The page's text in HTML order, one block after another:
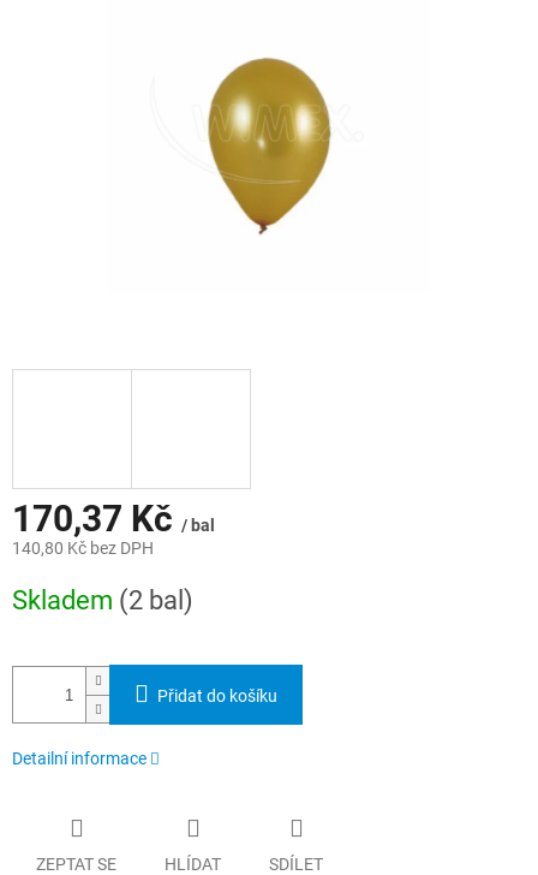
170,37 Kč / bal
140,80 Kč bez DPH
cena:
Skladem (2 bal)
Přidat do košíku
Detailní informace
ZEPTAT SE HLÍDAT SDÍLET